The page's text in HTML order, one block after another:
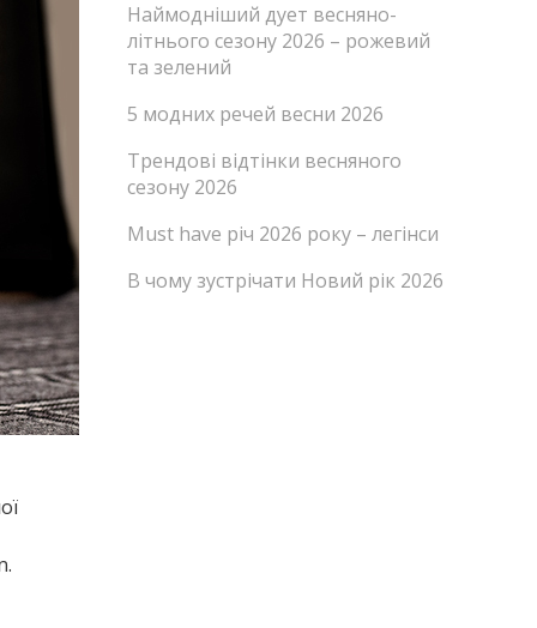
Наймодніший дует весняно-
літнього сезону 2026 – рожевий
та зелений
5 модних речей весни 2026
Трендові відтінки весняного
сезону 2026
Must have річ 2026 року – легінси
В чому зустрічати Новий рік 2026